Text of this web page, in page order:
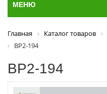
МЕНЮ
Главная Каталог товаров
ВР2-194
ВР2-194